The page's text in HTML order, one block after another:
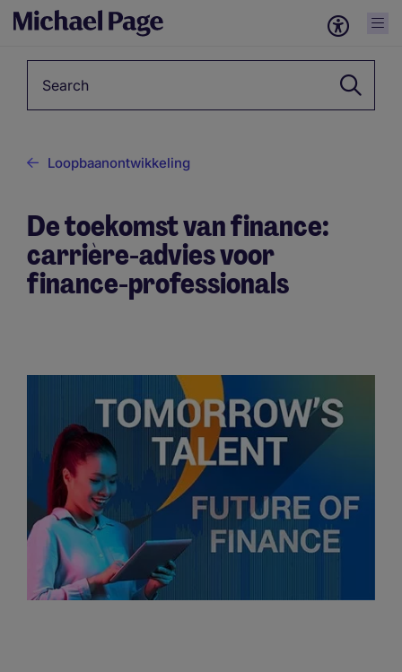
Loopbaanontwikkeling
De toekomst van finance:
carrière-advies voor
finance-professionals